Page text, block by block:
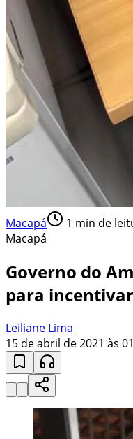
Macapá 1 min de
Macapá
Governo do
para
Leiliane Lima
15 de abril de 2021 às